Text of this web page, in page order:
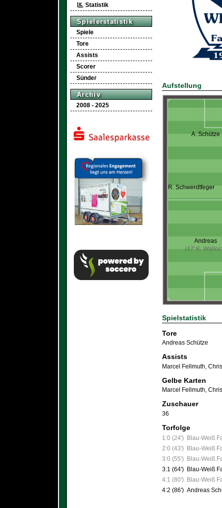
Statistik
Spielerstatistik
Spiele
Tore
Assists
Scorer
Sünder
Archiv
2008 - 2025
Aufstellung
A. Schütze
R. Schwerdtfeger
Andreas
(47' K.
Spielstatistik
Tore
Andreas Schütze
Assists
Marcel Fellmuth
Gelbe Karten
Marcel Fellmuth,
Zuschauer
36
Torfolge
1:0 (24') Blau-Weiß
2:0 (43') Blau-Weiß
3:0 (55') Blau-Weiß
3:1 (64') Blau-Weiß
4:1 (80') Blau-Weiß
4:2 (86') Andreas